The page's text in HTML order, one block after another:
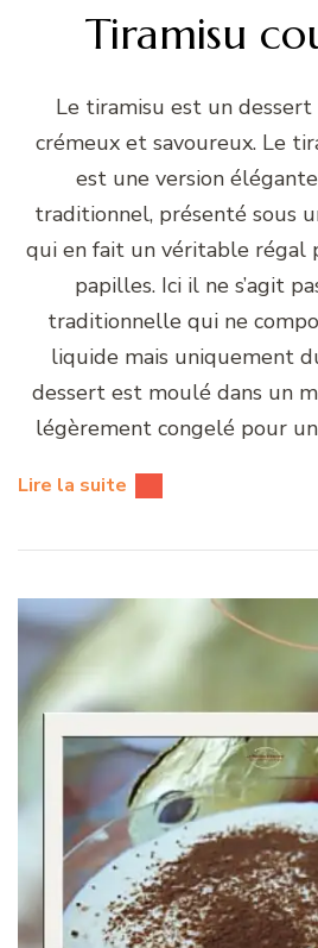
Tiramisu
Le tiramisu est un dessert
crémeux et savoureux. Le
est une version
traditionnel, présenté sous
qui en fait un véritable régal
papilles. Ici il ne s’agit
traditionnelle qui ne
liquide mais uniquement
dessert est moulé dans un
légèrement congelé pour
Lire la suite